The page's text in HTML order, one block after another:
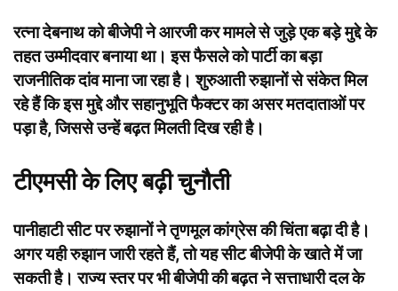
रत्ना देबनाथ को बीजेपी ने आरजी कर मामले से जुड़े एक बड़े मुद्दे के
तहत उम्मीदवार बनाया था। इस फैसले को पार्टी का बड़ा
राजनीतिक दांव माना जा रहा है। शुरुआती रुझानों से संकेत मिल
रहे हैं कि इस मुद्दे और सहानुभूति फैक्टर का असर मतदाताओं पर
पड़ा है, जिससे उन्हें बढ़त मिलती दिख रही है।
टीएमसी के लिए बढ़ी चुनौती
पानीहाटी सीट पर रुझानों ने तृणमूल कांग्रेस की चिंता बढ़ा दी है।
अगर यही रुझान जारी रहते हैं, तो यह सीट बीजेपी के खाते में जा
सकती है। राज्य स्तर पर भी बीजेपी की बढ़त ने सत्ताधारी दल के